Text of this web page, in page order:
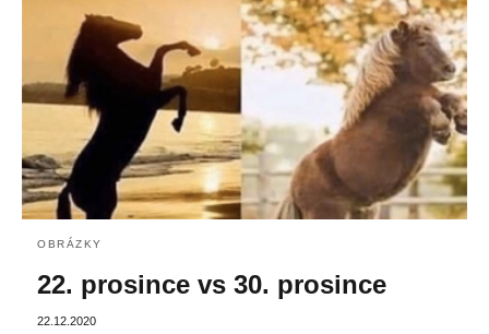
OBRÁZKY
22. prosince vs 30. prosince
22.12.2020